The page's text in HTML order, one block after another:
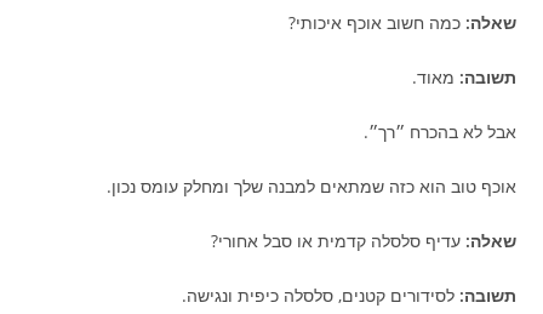
שאלה: כמה חשוב אוכף איכותי?
תשובה: מאוד.
אבל לא בהכרח ״רך״.
אוכף טוב הוא כזה שמתאים למבנה שלך ומחלק עומס נכון.
שאלה: עדיף סלסלה קדמית או סבל אחורי?
תשובה: לסידורים קטנים, סלסלה כיפית ונגישה.